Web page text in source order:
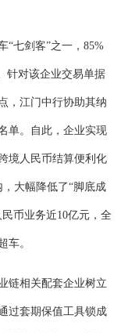
“七剑客”之一，85%
针对该企业交易单据
，江门中行协助其纳
单。自此，企业实现
境人民币结算便利化
大幅降低了“脚底成
币业务近10亿元，全
车。
链相关配套企业树立
过套期保值工具锁成